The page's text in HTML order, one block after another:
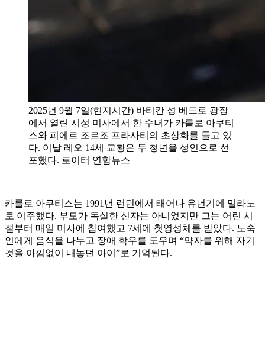
2025년 9월 7일(현지시간) 바티칸 성 베드로 광장
에서 열린 시성 미사에서 한 수녀가 카를로 아쿠티
스와 피에르 조르조 프라사티의 초상화를 들고 있
다. 이날 레오 14세 교황은 두 청년을 성인으로 선
포했다. 로이터 연합뉴스
카를로 아쿠티스는 1991년 런던에서 태어나 유년기에 밀라노
로 이주했다. 부모가 독실한 신자는 아니었지만 그는 어린 시
절부터 매일 미사에 참여했고 7세에 첫영성체를 받았다. 노숙
인에게 음식을 나누고 장애 학우를 도우며 “약자를 위해 자기
것을 아낌없이 내놓던 아이”로 기억된다.